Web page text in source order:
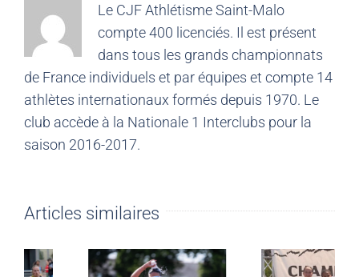
Le CJF Athlétisme Saint-Malo
compte 400 licenciés. Il est présent
dans tous les grands championnats
de France individuels et par équipes et compte 14
athlètes internationaux formés depuis 1970. Le
club accède à la Nationale 1 Interclubs pour la
saison 2016-2017.
Articles similaires